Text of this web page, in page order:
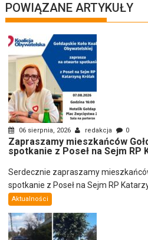
POWIĄZANE ARTYKUŁY
06 sierpnia, 2026 redakcja 0
Zapraszamy mieszkańców
spotkanie z Poseł na Sejm RP
Serdecznie zapraszamy
spotkanie z Poseł na Sejm RP
Aktualności